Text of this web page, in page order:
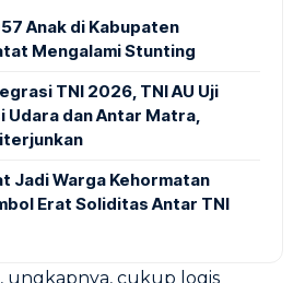
Anak di Kabupaten
Mengalami Stunting
TNI 2026, TNI AU Uji
Udara dan Antar Matra,
Jadi Warga Kehormatan
Erat Soliditas Antar TNI
ungkapnya, cukup logis